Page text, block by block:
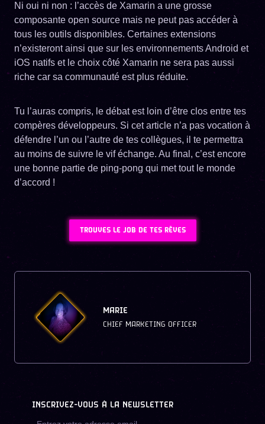
Ni oui ni non : l’accès de Xamarin a une grosse
composante open source mais ne peut pas accéder à
tous les outils disponibles. Certaines extensions
n’existeront ainsi que sur les environnements Android et
iOS natifs et le choix côté Xamarin ne sera pas aussi
riche car sa communauté est plus réduite.
Tu l’auras compris, le débat est loin d’être clos entre tes
compères développeurs. Si cet article n’a pas vocation à
défendre l’un ou l’autre de tes collègues, il te permettra
au moins de suivre le vif échange. Au final, c’est encore
une bonne partie de ping-pong qui met tout le monde
d’accord !
TROUVES LE JOB DE TES RÊVES
MARIE
CHIEF MARKETING OFFICER
INSCRIVEZ-VOUS À LA NEWSLETTER